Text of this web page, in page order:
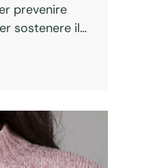
prevenire
sostenere il